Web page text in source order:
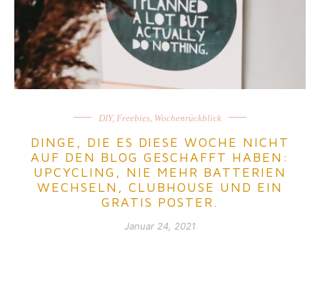
DIY, Freebies Wochenrückblick
DINGE, DIE ES DIESE WOCHE NICHT
AUF DEN BLOG GESCHAFFT HABEN:
UPCYCLING, NIE MEHR BATTERIEN
WECHSELN, CLUBHOUSE UND EIN
GRATIS POSTER.
Januar 24, 2021